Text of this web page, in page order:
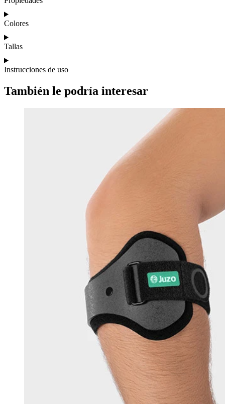
Colores
Tallas
Instrucciones de uso
También le podría interesar